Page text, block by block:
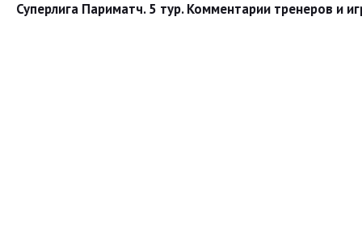
Суперлига Париматч. 5 тур. Комментарии тренеров и